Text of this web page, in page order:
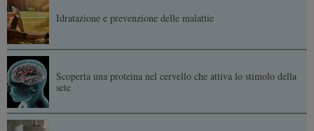
Idratazione e prevenzione delle malattie
Scoperta una proteina nel cervello che attiva lo stimolo della
sete